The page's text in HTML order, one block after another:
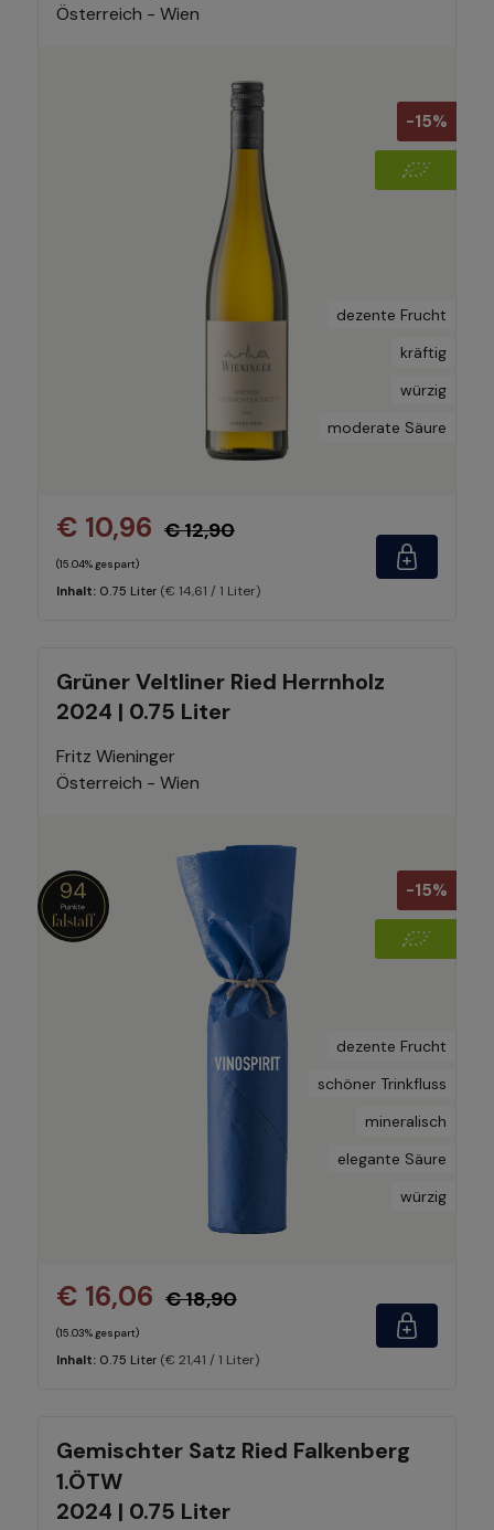
Österreich - Wien
-15%
dezente Frucht
kräftig
würzig
moderate Säure
€ 10,96 € 12,90
(15.04% gespart)
Inhalt: 0.75 Liter (€ 14,61 / 1 Liter)
Grüner Veltliner Ried Herrnholz
2024 | 0.75 Liter
Fritz Wieninger
Österreich - Wien
-15%
94
dezente Frucht
schöner Trinkfluss
mineralisch
elegante Säure
würzig
€ 16,06 € 18,90
(15.03% gespart)
Inhalt: 0.75 Liter (€ 21,41 / 1 Liter)
Gemischter Satz Ried Falkenberg
1.ÖTW
2024 | 0.75 Liter